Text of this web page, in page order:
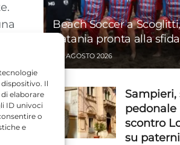
Il
elaborare
ID univoci
o
e
Beach Soccer a
Catania pronta alla
6 AGOSTO 2026
pedonale
scontro
su